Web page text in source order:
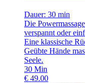
Dauer: 30 min
Die
verspannt oder
Eine klassische
Geübte Hände
Seele.
30 Min
€ 49.00